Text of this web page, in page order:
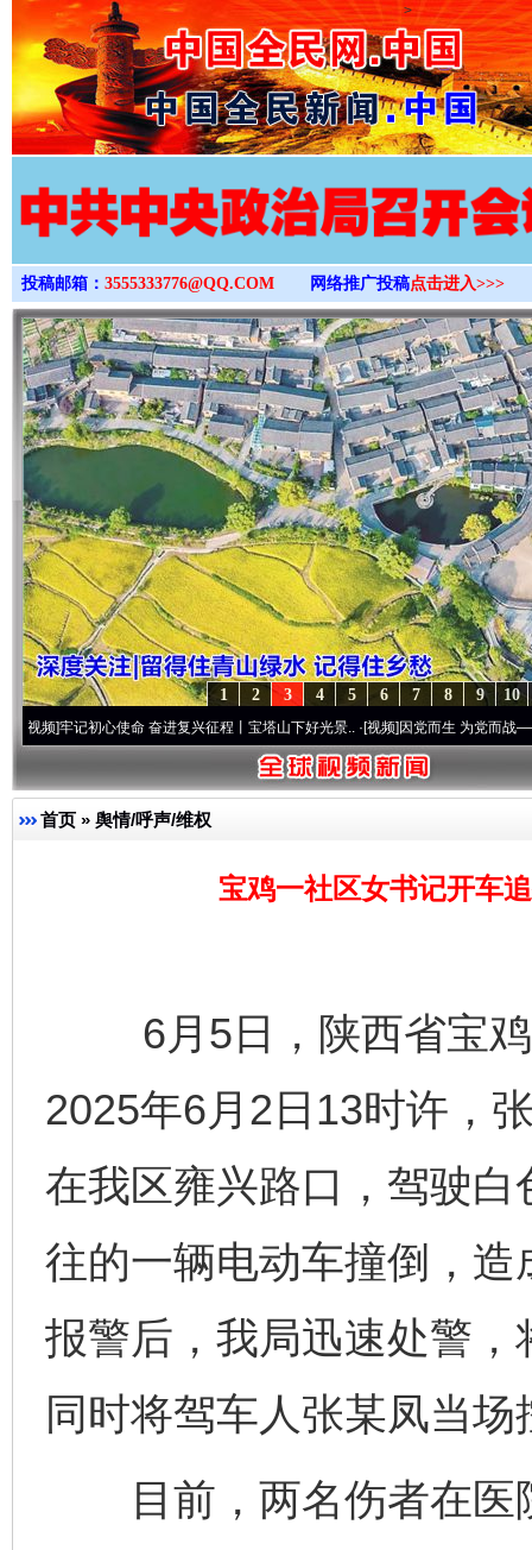
>
投稿邮箱： 3555333776@QQ.COM 网络推广投稿点击进入>>>
10
9
8
7
6
5
4
3
2
1
初心使命 奋进复兴征程丨宝塔山下好光景..·[视频]因党而生 为党而战——百年“纪”
首页 » 舆情/呼声/维权
宝鸡一社区女书记开车
6月5日，陕西省宝鸡
2025年6月2日13时许，
在我区雍兴路口，驾驶
往的一辆电动车撞倒，
报警后，我局迅速处警
同时将驾车人张某凤当场
目前，两名伤者在医